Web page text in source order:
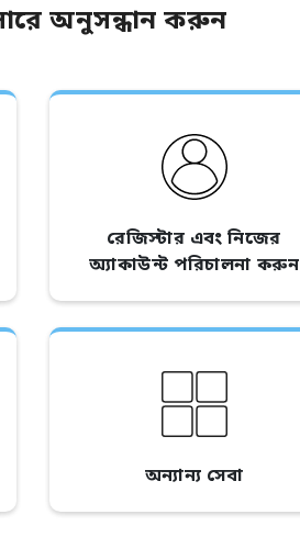
অনুসন্ধান করুন
রেজিস্টার এবং নিজের
অ্যাকাউন্ট পরিচালনা করুন
অন্যান্য সেবা